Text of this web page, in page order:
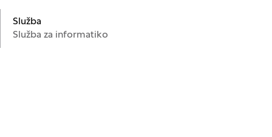
Služba
Služba za informatiko